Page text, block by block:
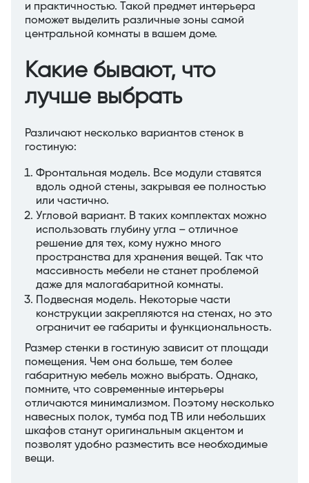
и практичностью. Такой предмет интерьера
поможет выделить различные зоны самой
центральной комнаты в вашем доме.
Какие бывают, что
лучше выбрать
Различают несколько вариантов стенок в
гостиную:
Фронтальная модель. Все модули ставятся
вдоль одной стены, закрывая ее полностью
или частично.
Угловой вариант. В таких комплектах можно
использовать глубину угла – отличное
решение для тех, кому нужно много
пространства для хранения вещей. Так что
массивность мебели не станет проблемой
даже для малогабаритной комнаты.
Подвесная модель. Некоторые части
конструкции закрепляются на стенах, но это
ограничит ее габариты и функциональность.
Размер стенки в гостиную зависит от площади
помещения. Чем она больше, тем более
габаритную мебель можно выбрать. Однако,
помните, что современные интерьеры
отличаются минимализмом. Поэтому несколько
навесных полок, тумба под ТВ или небольших
шкафов станут оригинальным акцентом и
позволят удобно разместить все необходимые
вещи.